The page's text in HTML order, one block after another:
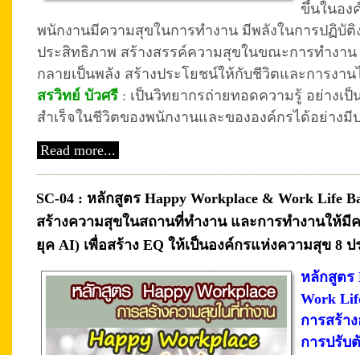
ขึ้นในอง
พนักงานมีความสุขในการทำงาน มีพลังในการปฏิบั
ประสิทธิภาพ สร้างสรรค์ความสุขในขณะการทำงา
กลายเป็นพลัง สร้างประโยชน์ให้กับชีวิตและการงา
สรวิทย์ บัวศรี : เป็นวิทยากรถ่ายทอดความรู้ อย่างเ
สำเร็จในชีวิตของพนักงานและขององค์กรได้อย่างมี
Read more...
SC-04 : หลักสูตร Happy Workplace & Work Life
สร้างความสุขในสถานที่ทำงาน และการทำงานให้มี
ยุค AI) เพื่อสร้าง EQ ให้เป็นองค์กรแห่งความสุข 8 ป
หลักสูตร
Work
การสร้า
การปรับ